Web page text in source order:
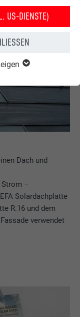
US-DIENSTE)
Dach und
Strom –
Solardachplatte
R.16 und dem
verwendet